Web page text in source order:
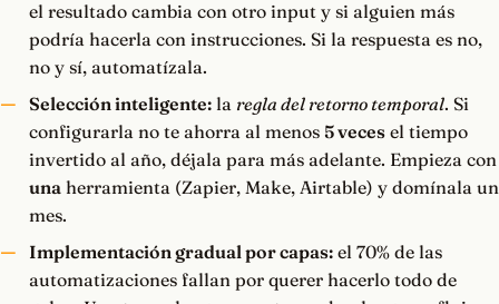
el resultado cambia con otro input y si alguien más
podría hacerla con instrucciones. Si la respuesta es no,
no y sí, automatízala.
Selección inteligente:la regla del retorno temporal. Si
configurarla no te ahorra al menos 5 vecesel tiempo
invertido al año, déjala para más adelante. Empieza con
unaherramienta (Zapier, Make, Airtable) y domínala un
mes.
Implementación gradual por capas:el 70% de las
automatizaciones fallan por querer hacerlo todo de